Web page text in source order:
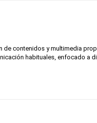
de contenidos y multimedia
habituales, enfocado a